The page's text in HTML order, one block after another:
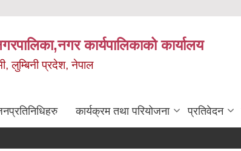
कार्यपालिकाको कार्यालय
लुम्बिनी प्रदेश, नेपाल
कार्यक्रम तथा परियोजना प्रतिवेदन